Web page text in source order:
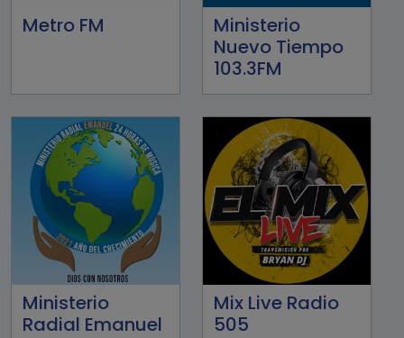
Metro FM
Ministerio
Nuevo Tiempo
103.3FM
Ministerio
Radial Emanuel
Mix Live Radio
505